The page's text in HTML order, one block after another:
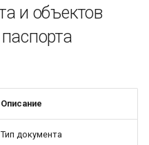
и объектов
Описание
Тип документа